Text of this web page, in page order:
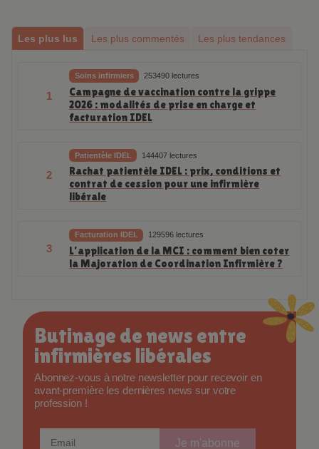
Les plus lus Les plus commentés Les plus tendances
1
Soins infirmiers 253490 lectures
Campagne de vaccination contre la grippe
2026 : modalités de prise en charge et
facturation IDEL
2
Patientèle IDEL 144407 lectures
Rachat patientèle IDEL : prix, conditions et
contrat de cession pour une infirmière
libérale
3
Facturation IDEL 129596 lectures
L’application de la MCI : comment bien coter
la Majoration de Coordination Infirmière ?
Butinage de news entre
infirmières libérales
Abonnez-vous à notre newsletter pour recevoir en
avant-première les dernières news sur votre
profession !